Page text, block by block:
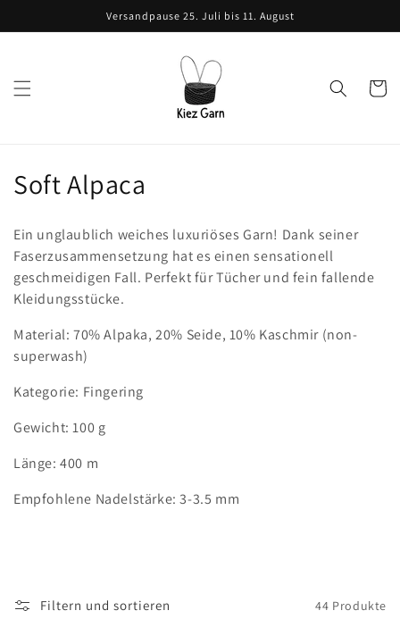
Inhalt
Versandpause 25. Juli bis 11. August
K
t
e
g
o
r
i
e
:
Soft Alpaca
Ein unglaublich weiches luxuriöses Garn! Dank seiner
Faserzusammensetzung hat es einen sensationell
geschmeidigen Fall. Perfekt für Tücher und fein fallende
Kleidungsstücke.
Material: 70% Alpaka, 20% Seide, 10% Kaschmir (non-
superwash)
Kategorie: Fingering
Gewicht: 100 g
Länge: 400 m
Empfohlene Nadelstärke: 3-3.5 mm
Filtern und sortieren 44 Produkte